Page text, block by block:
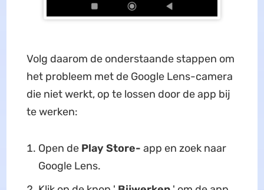
Volg daarom de onderstaande stappen om
het probleem met de Google Lens-camera
die niet werkt, op te lossen door de app bij
te werken:
Open de Play Store- app en zoek naar
Google Lens.